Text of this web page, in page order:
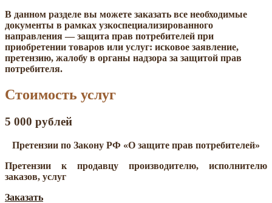
В данном разделе вы можете заказать все необходимые
документы в рамках узкоспециализированного
направления — защита прав потребителей при
приобретении товаров или услуг: исковое заявление,
претензию, жалобу в органы надзора за защитой прав
потребителя.
Стоимость услуг
5 000 рублей
Претензии по Закону РФ «О защите прав потребителей»
Претензии к продавцу производителю, исполнителю
заказов, услуг
Заказать